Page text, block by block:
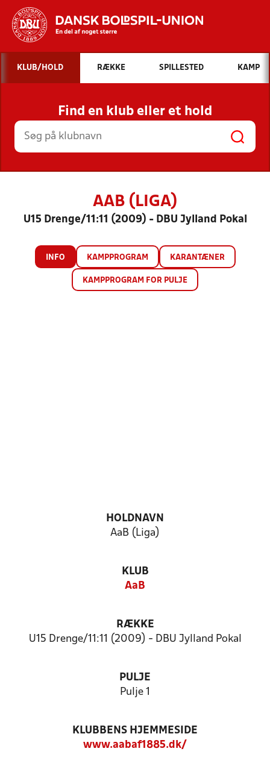
Hvad vil du søge efter?
INDHOLD OG NYHEDER
STILLINGER, RESULTATER, KLUBBER OG
HOLD
KLUB/HOLD RÆKKE SPILLESTED KAMP
Find en klub eller et hold
AAB (LIGA)
U15 Drenge/11:11 (2009) - DBU Jylland Pokal
INFO KAMPPROGRAM KARANTÆNER
KAMPPROGRAM FOR PULJE
HOLDNAVN
AaB (Liga)
KLUB
AaB
RÆKKE
U15 Drenge/11:11 (2009) - DBU Jylland Pokal
PULJE
Pulje 1
KLUBBENS HJEMMESIDE
www.aabaf1885.dk/